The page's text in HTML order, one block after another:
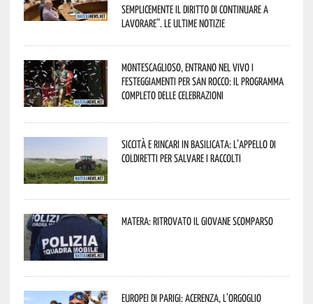
semplicemente il diritto di continuare a
lavorare”. Le ultime notizie
Montescaglioso, entrano nel vivo i
festeggiamenti per San Rocco: il programma
completo delle celebrazioni
Siccità e rincari in Basilicata: l’appello di
Coldiretti per salvare i raccolti
Matera: ritrovato il giovane scomparso
Europei di Parigi: Acerenza, l’orgoglio